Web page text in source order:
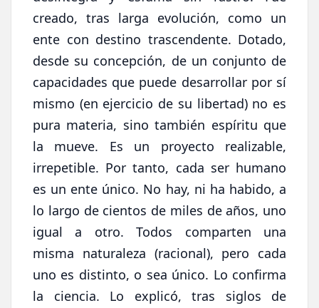
creado, tras larga evolución, como un
ente con destino trascendente. Dotado,
desde su concepción, de un conjunto de
capacidades que puede desarrollar por sí
mismo (en ejercicio de su libertad) no es
pura materia, sino también espíritu que
la mueve. Es un proyecto realizable,
irrepetible. Por tanto, cada ser humano
es un ente único. No hay, ni ha habido, a
lo largo de cientos de miles de años, uno
igual a otro. Todos comparten una
misma naturaleza (racional), pero cada
uno es distinto, o sea único. Lo confirma
la ciencia. Lo explicó, tras siglos de